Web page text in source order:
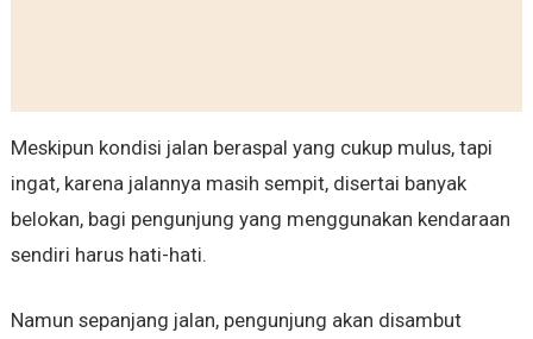
Meskipun kondisi jalan beraspal yang cukup mulus, tapi
ingat, karena jalannya masih sempit, disertai banyak
belokan, bagi pengunjung yang menggunakan kendaraan
sendiri harus hati-hati.
Namun sepanjang jalan, pengunjung akan disambut